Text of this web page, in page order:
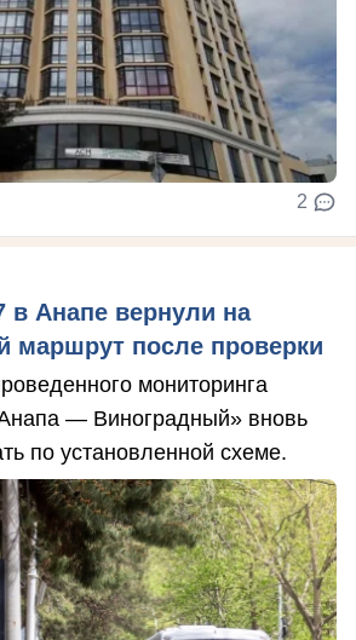
2
в Анапе вернули на
маршрут после проверки
мониторинга
— Виноградный» вновь
по установленной схеме.